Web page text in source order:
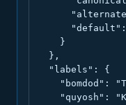
    }
  },
  "labels": {
"bomdod":
"quyosh":